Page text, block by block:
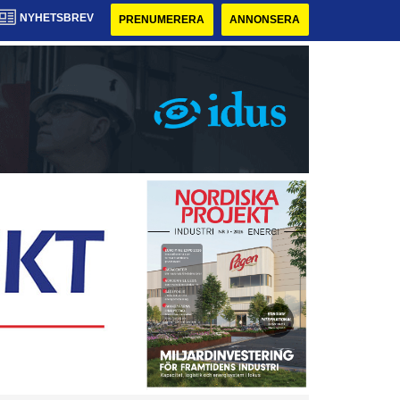
NYHETSBREV PRENUMERERA ANNONSERA